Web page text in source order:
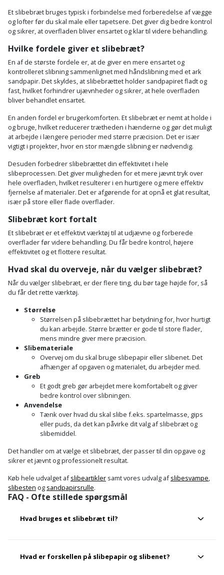
Sternbeklædning
Tag
og
tagplader
Terrassebrædder
Tråd
til
byggeri
Træ
Vinduer
WinWin
plader
Polsøger
Profilsaks
Reb
og
snor
Renseservietter
og
wipes
Sækkelukker
Saks
Sav
Savbuk
Savklinge
Skraber
Skruestik
Skruetrækker
Skruetvinge
Slibeartikler
Smøring
Soldater
støtte
og
teleskopstøtte
Stemmejern
Kantfræser
Kantlimer
Kantlimertilbehør
Kap-
og
geringssav
Kerneboremaskine
Klammepistol
Klippeværktøj
Kombokit
Kompressor
Lader
Ligesliber
Limpistol
Linjelaser
Loddekolbe
Luftværktøj
Måleinstrumenter
Malersprøjte
Mejselhammer
Multicutter
Multicuttertilbehør
Nedbrydningshammer
Højbede
Højtaler
Hylder
Jagt
og
fritid
Jul
Kaffe
Klæbesøm
Køkkenudstyr
Leg
Lommelygte
Merchandise
Mobiltilbehør
Pavillon
Personlig
pleje
Plantekasser
Postkasse
Postkassestander
Prepping
Presenning
Redskabsskur
Rengøring
Et slibebræt bruges typisk i forbindelse med forberedelse af vægge
og lofter før du skal male eller tapetsere. Det giver dig bedre kontrol
og sikrer, at overfladen bliver ensartet og klar til videre behandling.
Hvilke fordele giver et slibebræt?
En af de største fordele er, at de giver en mere ensartet og
kontrolleret slibning sammenlignet med håndslibning med et ark
sandpapir. Det skyldes, at slibebrættet holder sandpapiret fladt og
fast, hvilket forhindrer ujævnheder og sikrer, at hele overfladen
bliver behandlet ensartet.
En anden fordel er brugerkomforten. Et slibebræt er nemt at holde i
og bruge, hvilket reducerer trætheden i hænderne og gør det muligt
at arbejde i længere perioder med større præcision. Det er især
vigtigt i projekter, hvor en stor mængde slibning er nødvendig.
Desuden forbedrer slibebrættet din effektivitet i hele
slibeprocessen. Det giver muligheden for et mere jævnt tryk over
hele overfladen, hvilket resulterer i en hurtigere og mere effektiv
fjernelse af materialer. Det er afgørende for at opnå et glat resultat,
især på store eller flade overflader.
Slibebræt kort fortalt
Et slibebræt er et effektivt værktøj til at udjævne og forberede
overflader før videre behandling. Du får bedre kontrol, højere
effektivitet og et flottere resultat.
Hvad skal du overveje, når du vælger slibebræt?
Når du vælger slibebræt, er der flere ting, du bør tage højde for, så
du får det rette værktøj.
Størrelse
Størrelsen på slibebrættet har betydning for, hvor hurtigt
du kan arbejde. Større brætter er gode til store flader,
mens mindre giver mere præcision.
Slibemateriale
Overvej om du skal bruge slibepapir eller slibenet. Det
afhænger af opgaven og materialet, du arbejder med.
Greb
Et godt greb gør arbejdet mere komfortabelt og giver
bedre kontrol over slibningen.
Anvendelse
Tænk over hvad du skal slibe f.eks. spartelmasse, gips
eller puds, da det kan påvirke dit valg af slibebræt og
slibemiddel.
Det handler om at vælge et slibebræt, der passer til din opgave og
sikrer et jævnt og professionelt resultat.
Køb hele udvalget afslibeartikler samt vores udvalg afslibesvampe,
slibesten og sandpapirsrulle.
FAQ - Ofte stillede spørgsmål
Hvad bruges et slibebræt til?
Det bruges til at slibe og udjævne overflader som
spartelmasse og gips.
Hvad er forskellen på slibepapir og slibenet?